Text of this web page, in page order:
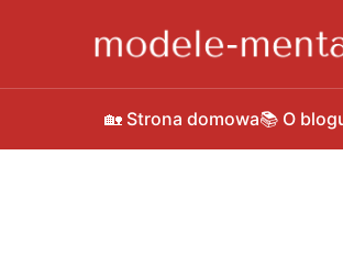
🏡 Strona domowa📚 O